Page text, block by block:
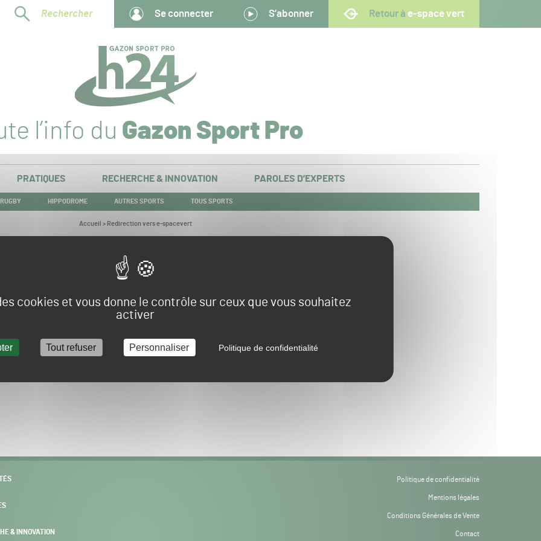
cookies et vous donne le contrôle sur ceux que vous souhaitez
activer
Tout refuser Personnaliser Politique de confidentialité
Rechercher Se connecter S’abonner Retour à e-space vert
l’info du Gazon Sport Pro
PRATIQUES RECHERCHE & INNOVATION PAROLES D’EXPERTS
RUGBY HIPPODROME AUTRES SPORTS TOUS SPORTS
Vous
Accueil > Redirection vers e-spacevert
Redirection vers e-spacevert
POURSUIVRE VERS E-SPACEVERT BY SALONVERT
& INNOVATION
Politique de confidentialité
Mentions légales
Conditions Générales de Vente
Contact